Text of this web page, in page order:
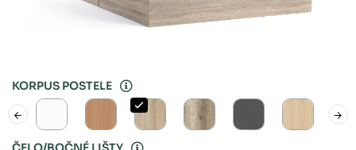
KORPUS POSTELE